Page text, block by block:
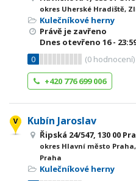
okres Uherské Hradiště,
Kulečníkové herny
Právě je zavřeno
Dnes otevřeno 16 -
0
(0 hodnocení)
+420 776 699 006
Kubín Jaroslav
Řipská 24/547, 130 00
okres Hlavní město
Praha
Kulečníkové herny